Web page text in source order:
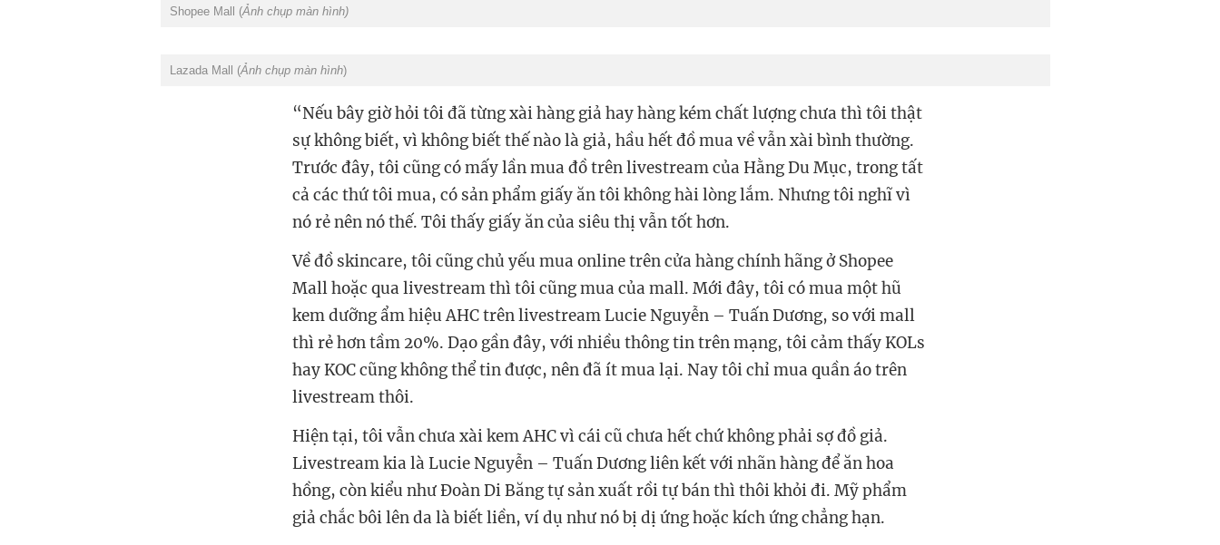
Shopee Mall (Ảnh chụp màn hình)
Lazada Mall (Ảnh chụp màn hình)
“Nếu bây giờ hỏi tôi đã từng xài hàng giả hay hàng kém chất lượng chưa thì tôi thật
sự không biết, vì không biết thế nào là giả, hầu hết đồ mua về vẫn xài bình thường.
Trước đây, tôi cũng có mấy lần mua đồ trên livestream của Hằng Du Mục, trong tất
cả các thứ tôi mua, có sản phẩm giấy ăn tôi không hài lòng lắm. Nhưng tôi nghĩ vì
nó rẻ nên nó thế. Tôi thấy giấy ăn của siêu thị vẫn tốt hơn.
Về đồ skincare, tôi cũng chủ yếu mua online trên cửa hàng chính hãng ở Shopee
Mall hoặc qua livestream thì tôi cũng mua của mall. Mới đây, tôi có mua một hũ
kem dưỡng ẩm hiệu AHC trên livestream Lucie Nguyễn – Tuấn Dương, so với mall
thì rẻ hơn tầm 20%. Dạo gần đây, với nhiều thông tin trên mạng, tôi cảm thấy KOLs
hay KOC cũng không thể tin được, nên đã ít mua lại. Nay tôi chỉ mua quần áo trên
livestream thôi.
Hiện tại, tôi vẫn chưa xài kem AHC vì cái cũ chưa hết chứ không phải sợ đồ giả.
Livestream kia là Lucie Nguyễn – Tuấn Dương liên kết với nhãn hàng để ăn hoa
hồng, còn kiểu như Đoàn Di Băng tự sản xuất rồi tự bán thì thôi khỏi đi. Mỹ phẩm
giả chắc bôi lên da là biết liền, ví dụ như nó bị dị ứng hoặc kích ứng chẳng hạn.